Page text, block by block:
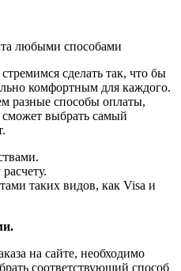
сделать так, что бы
комфортным для каждого.
разные способы оплаты,
выбрать самый
таких видов, как Visa и
на сайте, необходимо
соответствующий способ